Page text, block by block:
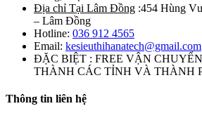
Địa chỉ Tại Lâm Đồng :454 Hùng
– Lâm Đồng
Hotline: 036 912 4565
Email: kesieuthihanatech@gmail.com
ĐẶC BIỆT : FREE VẬN
THÀNH CÁC TỈNH VÀ THÀNH
Thông tin liên hệ